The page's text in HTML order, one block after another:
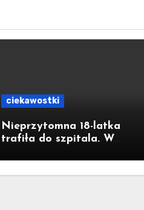
ciekawostki
Nieprzytomna 18-latka
trafiła do szpitala. W
stężenie czadu